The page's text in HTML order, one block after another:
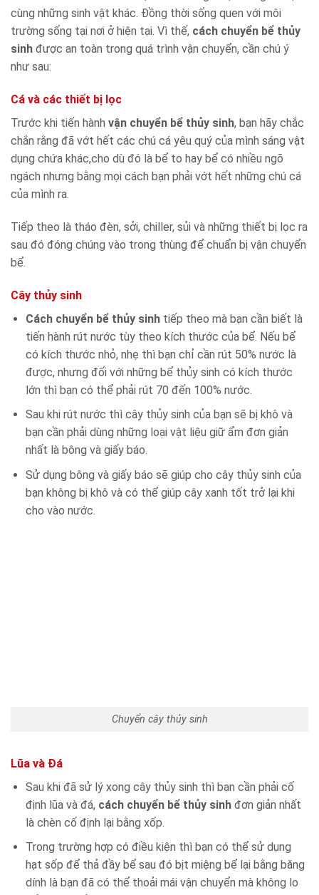
cùng những sinh vật khác. Đồng thời sống quen với môi
trường sống tại nơi ở hiện tại. Vì thế, cách chuyển bể thủy
sinh được an toàn trong quá trình vận chuyển, cần chú ý
như sau:
Cá và các thiết bị lọc
Trước khi tiến hành vận chuyển bể thủy sinh, bạn hãy chắc
chắn rằng đã vớt hết các chú cá yêu quý của mình sáng vật
dụng chứa khác,cho dù đó là bể to hay bể có nhiều ngõ
ngách nhưng bằng mọi cách bạn phải vớt hết những chú cá
của mình ra.
Tiếp theo là tháo đèn, sởi, chiller, sủi và những thiết bị lọc ra
sau đó đóng chúng vào trong thùng để chuẩn bị vận chuyển
bể.
Cây thủy sinh
Cách chuyển bể thủy sinhtiếp theo mà bạn cần biết là
tiến hành rút nước tùy theo kích thước của bể. Nếu bể
có kích thước nhỏ, nhẹ thì bạn chỉ cần rút 50% nước là
được, nhưng đối với những bể thủy sinh có kích thước
lớn thì bạn có thể phải rút 70 đến 100% nước.
Sau khi rút nước thì cây thủy sinh của bạn sẽ bị khô và
bạn cần phải dùng những loại vật liệu giữ ẩm đơn giản
nhất là bông và giấy báo.
Sử dụng bông và giấy báo sẽ giúp cho cây thủy sinh của
bạn không bị khô và có thể giúp cây xanh tốt trở lại khi
cho vào nước.
Chuyển cây thủy sinh
Lũa và Đá
Sau khi đã sử lý xong cây thủy sinh thì bạn cần phải cố
định lũa và đá, cách chuyển bể thủy sinhđơn giản nhất
là chèn cố định lại bằng xốp.
Trong trường hợp có điều kiện thì bạn có thể sử dụng
hạt sốp để thả đầy bể sau đó bịt miệng bể lại bằng băng
dính là bạn đã có thể thoải mái vận chuyển mà không lo